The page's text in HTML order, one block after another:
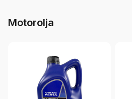
Motorolja